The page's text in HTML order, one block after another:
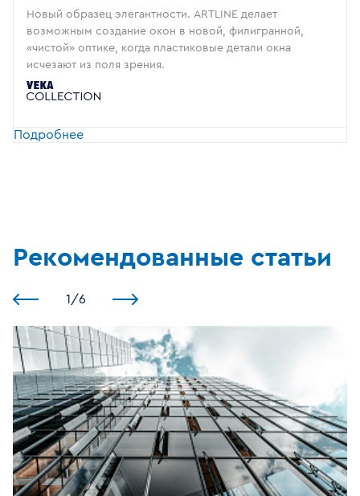
Новый образец элегантности. ARTLINE делает
возможным создание окон в новой, филигранной,
«чистой» оптике, когда пластиковые детали окна
исчезают из поля зрения.
Подробнее
Рекомендованные статьи
1 /6